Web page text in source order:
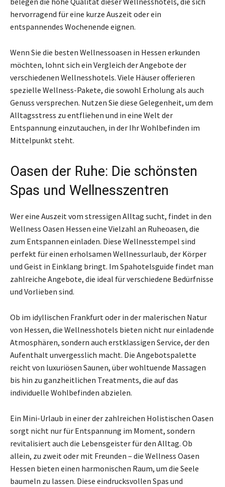
hervorragend für eine kurze Auszeit oder ein
entspannendes Wochenende eignen.
Wenn Sie die besten Wellnessoasen in Hessen erkunden
möchten, lohnt sich ein Vergleich der Angebote der
verschiedenen Wellnesshotels. Viele Häuser offerieren
spezielle Wellness-Pakete, die sowohl Erholung als auch
Genuss versprechen. Nutzen Sie diese Gelegenheit, um dem
Alltagsstress zu entfliehen und in eine Welt der
Entspannung einzutauchen, in der Ihr Wohlbefinden im
Mittelpunkt steht.
Oasen der Ruhe: Die schönsten
Spas und Wellnesszentren
Wer eine Auszeit vom stressigen Alltag sucht, findet in den
Wellness Oasen Hessen eine Vielzahl an Ruheoasen, die
zum Entspannen einladen. Diese Wellnesstempel sind
perfekt für einen erholsamen Wellnessurlaub, der Körper
und Geist in Einklang bringt. Im Spahotelsguide findet man
zahlreiche Angebote, die ideal für verschiedene Bedürfnisse
und Vorlieben sind.
Ob im idyllischen Frankfurt oder in der malerischen Natur
von Hessen, die Wellnesshotels bieten nicht nur einladende
Atmosphären, sondern auch erstklassigen Service, der den
Aufenthalt unvergesslich macht. Die Angebotspalette
reicht von luxuriösen Saunen, über wohltuende Massagen
bis hin zu ganzheitlichen Treatments, die auf das
individuelle Wohlbefinden abzielen.
Ein Mini-Urlaub in einer der zahlreichen Holistischen Oasen
sorgt nicht nur für Entspannung im Moment, sondern
revitalisiert auch die Lebensgeister für den Alltag. Ob
allein, zu zweit oder mit Freunden – die Wellness Oasen
Hessen bieten einen harmonischen Raum, um die Seele
baumeln zu lassen. Diese eindrucksvollen Spas und